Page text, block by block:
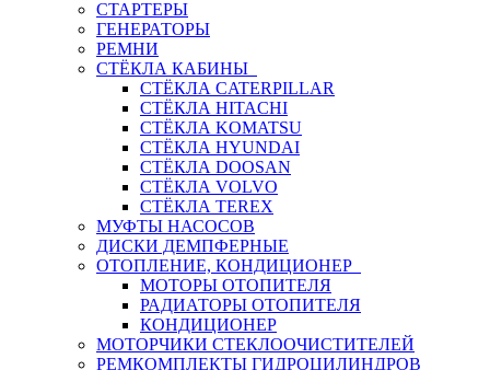
СТАРТЕРЫ
ГЕНЕРАТОРЫ
РЕМНИ
СТЁКЛА КАБИНЫ
СТЁКЛА CATERPILLAR
СТЁКЛА HITACHI
СТЁКЛА KOMATSU
СТЁКЛА HYUNDAI
СТЁКЛА DOOSAN
СТЁКЛА VOLVO
СТЁКЛА TEREX
МУФТЫ НАСОСОВ
ДИСКИ ДЕМПФЕРНЫЕ
ОТОПЛЕНИЕ, КОНДИЦИОНЕР
МОТОРЫ ОТОПИТЕЛЯ
РАДИАТОРЫ ОТОПИТЕЛЯ
КОНДИЦИОНЕР
МОТОРЧИКИ СТЕКЛООЧИСТИТЕЛЕЙ
РЕМКОМПЛЕКТЫ ГИДРОЦИЛИНДРОВ